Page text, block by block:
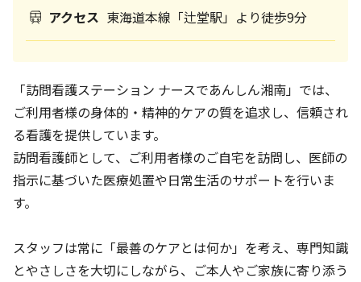
アクセス 東海道本線「辻堂駅」より徒歩9分
「訪問看護ステーション ナースであんしん湘南」では、
ご利用者様の身体的・精神的ケアの質を追求し、信頼され
る看護を提供しています。
訪問看護師として、ご利用者様のご自宅を訪問し、医師の
指示に基づいた医療処置や日常生活のサポートを行いま
す。
スタッフは常に「最善のケアとは何か」を考え、専門知識
とやさしさを大切にしながら、ご本人やご家族に寄り添う